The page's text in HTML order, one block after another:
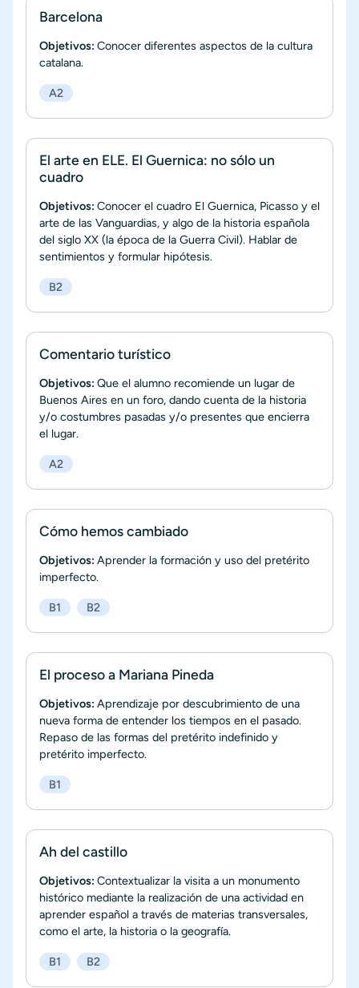
Barcelona
Objetivos: Conocer diferentes aspectos de la cultura
catalana.
A2
El arte en ELE. El Guernica: no sólo un
cuadro
Objetivos: Conocer el cuadro El Guernica, Picasso y el
arte de las Vanguardias, y algo de la historia española
del siglo XX (la época de la Guerra Civil). Hablar de
sentimientos y formular hipótesis.
B2
Comentario turístico
Objetivos: Que el alumno recomiende un lugar de
Buenos Aires en un foro, dando cuenta de la historia
y/o costumbres pasadas y/o presentes que encierra
el lugar.
A2
Cómo hemos cambiado
Objetivos: Aprender la formación y uso del pretérito
imperfecto.
B1 B2
El proceso a Mariana Pineda
Objetivos: Aprendizaje por descubrimiento de una
nueva forma de entender los tiempos en el pasado.
Repaso de las formas del pretérito indefinido y
pretérito imperfecto.
B1
Ah del castillo
Objetivos: Contextualizar la visita a un monumento
histórico mediante la realización de una actividad en
aprender español a través de materias transversales,
como el arte, la historia o la geografía.
B1 B2